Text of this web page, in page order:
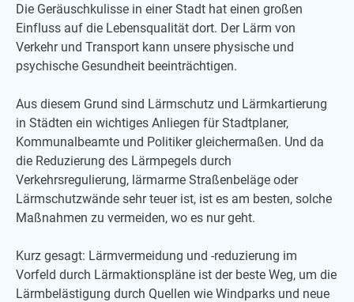
Die Geräuschkulisse in einer Stadt hat einen großen
Einfluss auf die Lebensqualität dort. Der Lärm von
Verkehr und Transport kann unsere physische und
psychische Gesundheit beeinträchtigen.
Aus diesem Grund sind Lärmschutz und Lärmkartierung
in Städten ein wichtiges Anliegen für Stadtplaner,
Kommunalbeamte und Politiker gleichermaßen. Und da
die Reduzierung des Lärmpegels durch
Verkehrsregulierung, lärmarme Straßenbeläge oder
Lärmschutzwände sehr teuer ist, ist es am besten, solche
Maßnahmen zu vermeiden, wo es nur geht.
Kurz gesagt: Lärmvermeidung und -reduzierung im
Vorfeld durch Lärmaktionspläne ist der beste Weg, um die
Lärmbelästigung durch Quellen wie Windparks und neue